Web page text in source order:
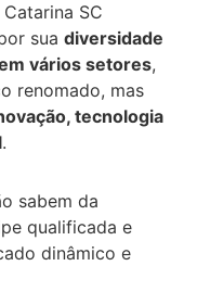
sua diversidade
vários setores,
renomado, mas
tecnologia
.
sabem da
qualificada e
dinâmico e